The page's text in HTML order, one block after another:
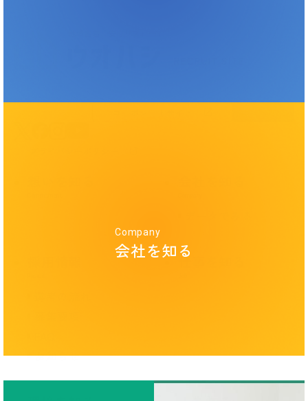
会社を知る
Company
お知らせ
仕事を知る